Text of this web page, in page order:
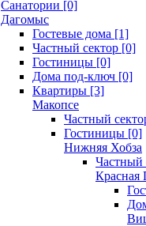
Санатории [0]
Дагомыс
Гостевые дома [1]
Частный сектор [0]
Гостиницы [0]
Дома под-ключ [0]
Квартиры [3]
Макопсе
Частный
Гостиницы [0]
Нижняя Хобза
Частный
Красная